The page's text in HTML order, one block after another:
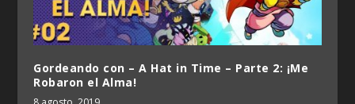
Gordeando con – A Hat in Time – Parte 2: ¡Me
Robaron el Alma!